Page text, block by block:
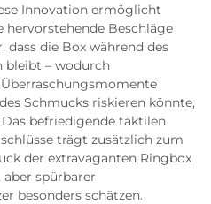
Innovation ermöglicht
hervorstehende Beschläge
die Box während des
bleibt – wodurch
Schmucks riskieren könnte,
befriedigende taktilen
trägt zusätzlich zum
der extravaganten Ringbox
spürbarer
besonders schätzen.